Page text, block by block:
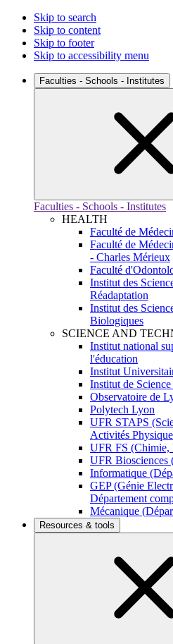
Skip to search
Skip to content
Skip to footer
Skip to accessibility menu
Faculties - Schools - Institutes
Faculties - Schools - Institutes
HEALTH
Faculté de
Faculté de
- Charles Mérieux
Faculté
Institut des
Réadaptation
Institut des
Biologiques
SCIENCE AND
Institut national
l'éducation
Institut
Institut de
Observatoire de
Polytech Lyon
UFR STAPS
Activités
UFR FS (Chimie,
UFR
Informatique
GEP (Génie
Département
Mécanique
Resources & tools